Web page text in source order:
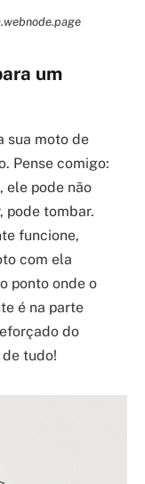
um
sua moto de
Pense comigo:
ele pode não
pode tombar.
funcione,
com ela
ponto onde o
é na parte
do
tudo!